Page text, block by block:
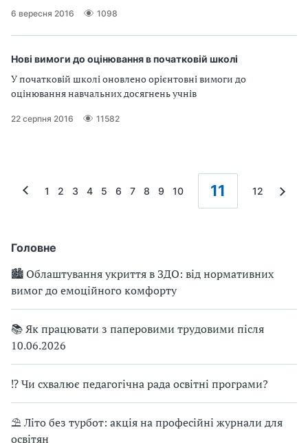
Головне
🏙 Облаштування укриття в ЗДО: від нормативних
вимог до емоційного комфорту
📚 Як працювати з паперовими трудовими після
10.06.2026
⁉ Чи схвалює педагогічна рада освітні програми?
⛱ Літо без турбот: акція на професійні журнали для
освітян
6 вересня 2016 1098
Нові вимоги до оцінювання в початковій школі
У початковій школі оновлено орієнтовні вимоги до
оцінювання навчальних досягнень учнів
22 серпня 2016 11582
1 2 3 4 5 6 7 8 9 10 11 12